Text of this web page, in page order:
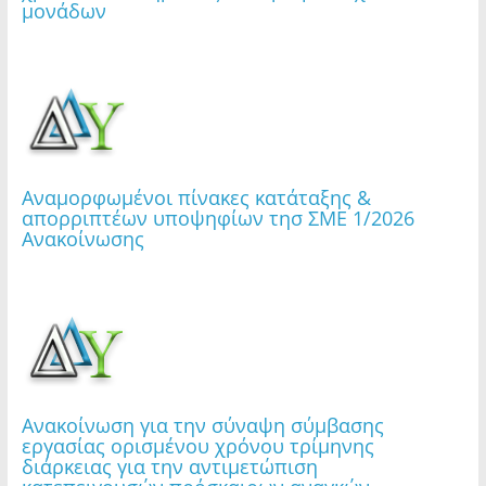
εισιτηρίων Φεστιβάλ «Στη Σκιά των Βράχων
Τετάρτη 05.08.2026 | Εφαρμογή μέτρου
προληπτικής απαγόρευσης διέλευσης,
Τρίτη 04.08.2026 | Εφαρμογή μέτρου
μονάδων
Αναμορφωμένοι πίνακες κατάταξης &
απορριπτέων υποψηφίων τησ ΣΜΕ 1/2026
Ανακοίνωσης
Ανακοίνωση για την σύναψη σύμβασης
εργασίας ορισμένου χρόνου τρίμηνης
διάρκειας για την αντιμετώπιση